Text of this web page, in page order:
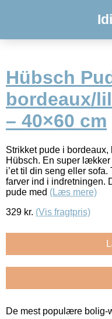
Hübsch
bordeaux/
– 40×60 cm
Strikket pude i
Hübsch. En super
i’et til din seng eller
farver ind i indretningen.
pude med (Læs mere)
329 kr. (Vis fragtpris)
De mest populære bolig-